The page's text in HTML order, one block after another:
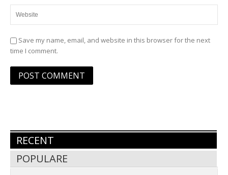
Save my name, email, and website in this browser for the next
time I comment.
RECENT
POPULARE